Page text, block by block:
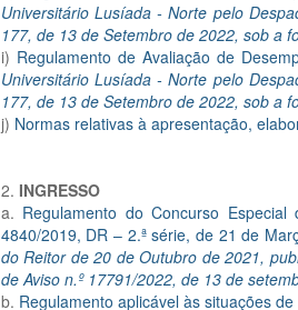
Universitário Lusíada - Norte pelo
177, de 13 de Setembro de 2022, sob a
i) Regulamento de Avaliação de
Universitário Lusíada - Norte pelo
177, de 13 de Setembro de 2022, sob a
j) Normas relativas à apresentação,
2. INGRESSO
a. Regulamento do Concurso
4840/2019, DR – 2.ª série, de 21 de
do Reitor de 20 de Outubro de 2021,
de Aviso n.º 17791/2022, de 13 de
b. Regulamento aplicável às situações